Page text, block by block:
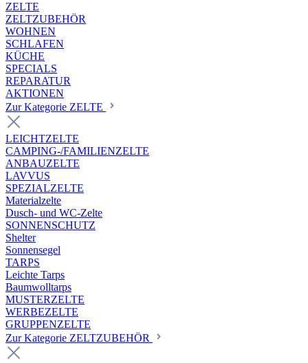
ZELTE
ZELTZUBEHÖR
WOHNEN
SCHLAFEN
KÜCHE
SPECIALS
REPARATUR
AKTIONEN
Zur Kategorie ZELTE
LEICHTZELTE
CAMPING-/FAMILIENZELTE
ANBAUZELTE
LAVVUS
SPEZIALZELTE
Materialzelte
Dusch- und WC-Zelte
SONNENSCHUTZ
Shelter
Sonnensegel
TARPS
Leichte Tarps
Baumwolltarps
MUSTERZELTE
WERBEZELTE
GRUPPENZELTE
Zur Kategorie ZELTZUBEHÖR